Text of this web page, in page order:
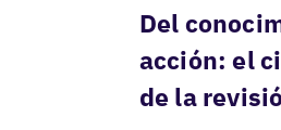
Del
acción: el
de la